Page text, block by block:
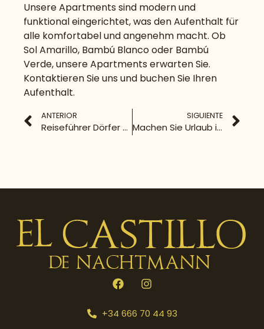
Unsere Apartments sind modern und
funktional eingerichtet, was den Aufenthalt für
alle komfortabel und angenehm macht. Ob
Sol Amarillo, Bambú Blanco oder Bambú
Verde, unsere Apartments erwarten Sie.
Kontaktieren Sie uns und buchen Sie Ihren
Aufenthalt.
ANTERIOR
Reiseführer Dörfer von Málaga: Sehenswerte Gegenden
SIGUIENTE
Machen Sie Urlaub in Benalmádena!
+34 666 70 44 93